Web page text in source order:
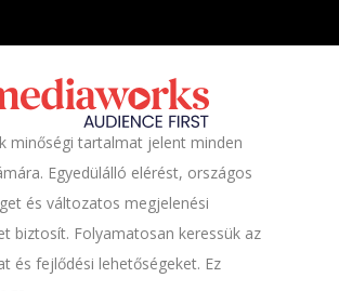
minőségi tartalmat jelent minden
Egyedülálló elérést, országos
és változatos megjelenési
biztosít. Folyamatosan keressük az
és fejlődési lehetőségeket. Ez